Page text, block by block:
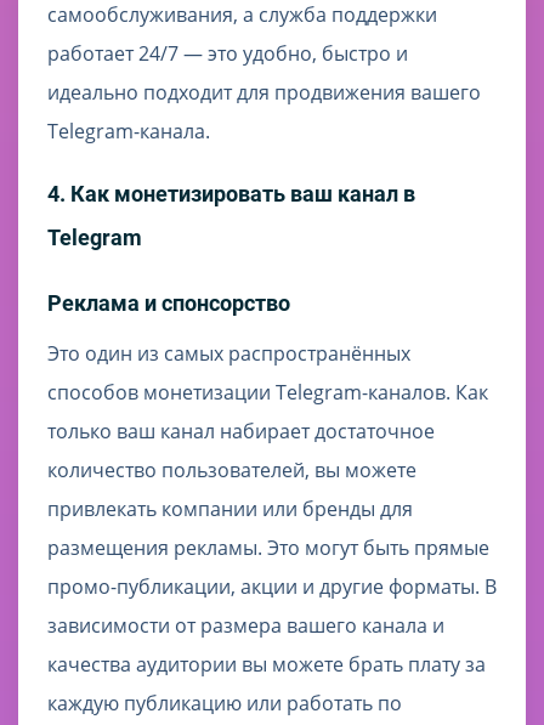
самообслуживания, а служба поддержки
работает 24/7 — это удобно, быстро и
идеально подходит для продвижения вашего
Telegram-канала.
4. Как монетизировать ваш канал в
Telegram
Реклама и спонсорство
Это один из самых распространённых
способов монетизации Telegram-каналов. Как
только ваш канал набирает достаточное
количество пользователей, вы можете
привлекать компании или бренды для
размещения рекламы. Это могут быть прямые
промо-публикации, акции и другие форматы. В
зависимости от размера вашего канала и
качества аудитории вы можете брать плату за
каждую публикацию или работать по